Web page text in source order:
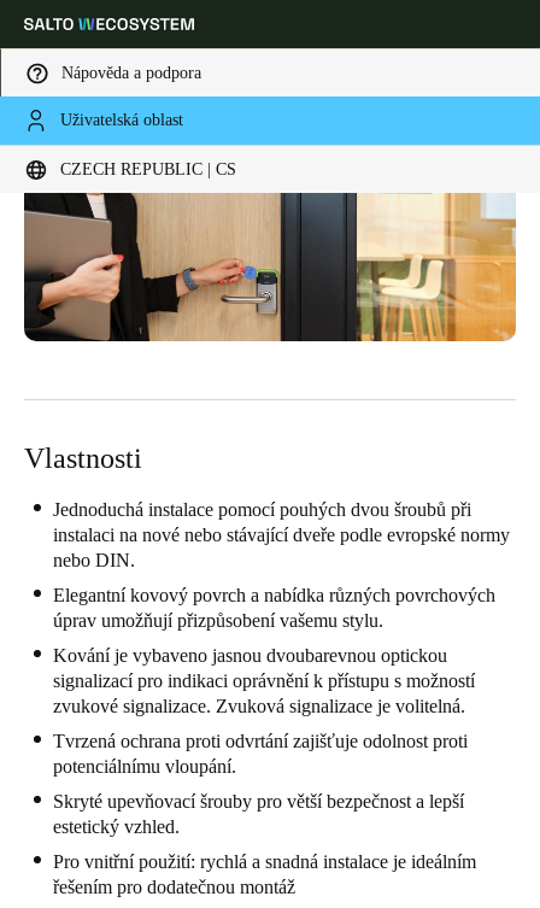
Nápověda a podpora
Uživatelská oblast
CZECH REPUBLIC | CS
Vyberte svou polohu a nastavení jazyka
Global Caribbean -
Czech Republic čeština
DeutschFrançaisItaliano
United Kingdom
English
Ireland
English
France
Français
Netherlands
NederlandsEnglish
Vlastnosti
Jednoduchá instalace pomocí pouhých dvou šroubů při
instalaci na nové nebo stávající dveře podle evropské normy
nebo DIN.
Elegantní kovový povrch a nabídka různých povrchových
úprav umožňují přizpůsobení vašemu stylu.
Kování je vybaveno jasnou dvoubarevnou optickou
signalizací pro indikaci oprávnění k přístupu s možností
zvukové signalizace. Zvuková signalizace je volitelná.
Tvrzená ochrana proti odvrtání zajišťuje odolnost proti
potenciálnímu vloupání.
Skryté upevňovací šrouby pro větší bezpečnost a lepší
estetický vzhled.
Pro vnitřní použití: rychlá a snadná instalace je ideálním
řešením pro dodatečnou montáž